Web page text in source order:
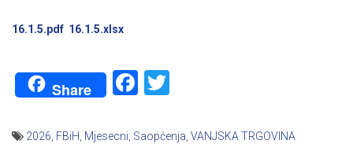
16.1.5.pdf 16.1.5.xlsx
Share Facebook
2026 FBiH Mjesecni Saopćenja VANJSKA TRGOVINA